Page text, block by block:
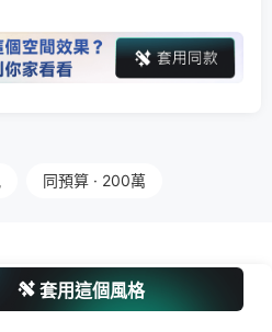
同預算 · 200萬
套用這個風格